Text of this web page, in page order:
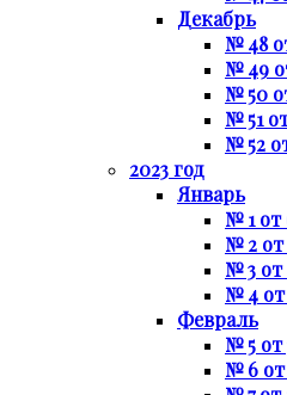
Декабрь
№ 48
№ 49
№ 50
№ 51
№ 52
2023 год
Январь
№ 1 от
№ 2 от
№ 3 от
№ 4 от
Февраль
№ 5 от
№ 6 от